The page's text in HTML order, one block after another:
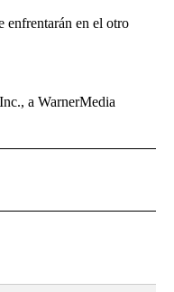
enfrentarán en el otro
a WarnerMedia
RECEIVE NOTIFICATIONS ABOUT